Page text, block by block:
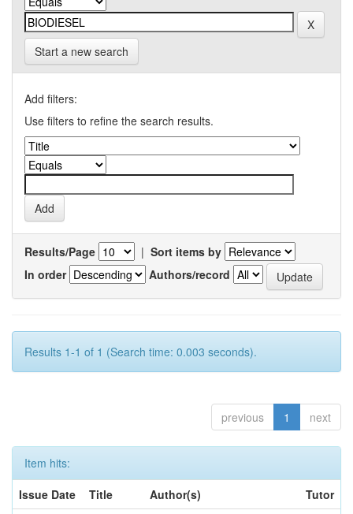
Start a new search
Add filters:
Use filters to refine the search results.
Results/Page | Sort items by
In order
Authors/record
Results 1-1 of 1 (Search time: 0.003 seconds).
previous 1 next
Item hits:
Issue Date
Title Author(s)
Tutor